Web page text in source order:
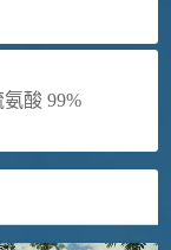
酸 99%